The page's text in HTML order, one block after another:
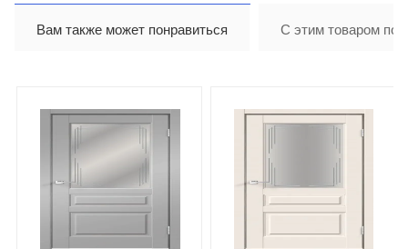
Вам также может понравиться С этим товаром